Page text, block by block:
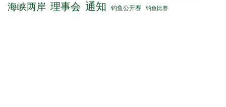
海峡两岸 理事会 通知 钓鱼公开赛 钓鱼比赛